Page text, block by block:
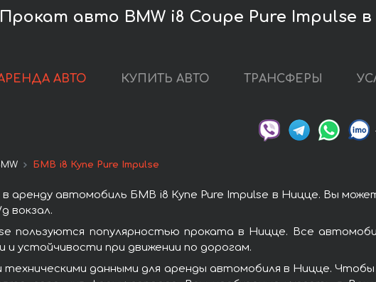
Прокат авто BMW i8 Coupe Pure Impulse
АВТО КУПИТЬ АВТО ТРАНСФЕРЫ
БМВ i8 Купе Pure Impulse
аренду автомобиль БМВ i8 Купе Pure Impulse в Ницце. Вы
вокзал.
пользуются популярностью проката в Ницце. Все
устойчивости при движении по дорогам.
данными для аренды автомобиля в Ницце.